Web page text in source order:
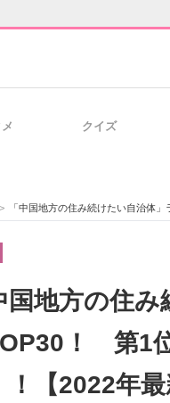
クイズ
> 「中国地方の住み続けたい自治体」ラ
国地方の住
！ 第1
！【2022年最